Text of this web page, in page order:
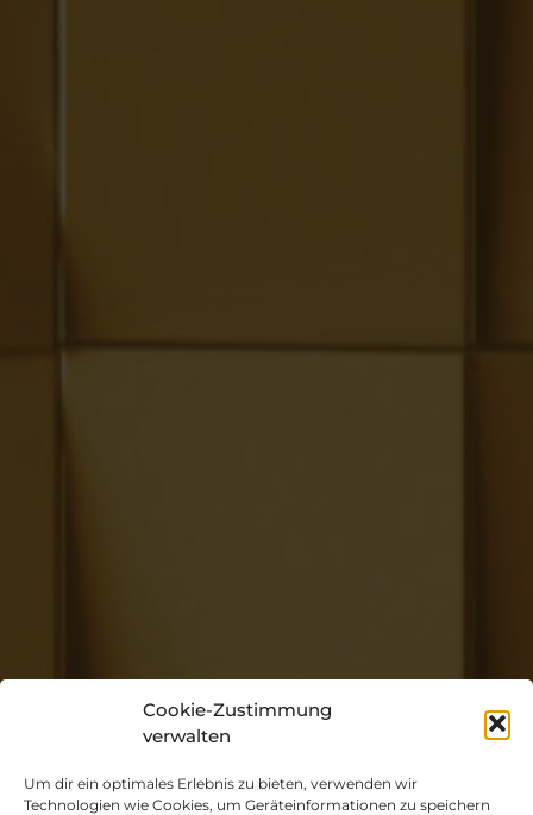
Cookie-Zustimmung
verwalten
Um dir ein optimales Erlebnis zu bieten, verwenden wir
Technologien wie Cookies, um Geräteinformationen zu speichern